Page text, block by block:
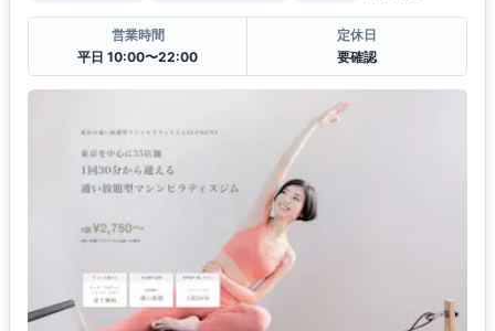
営業時間
平日 10:00〜22:00
定休日
要確認